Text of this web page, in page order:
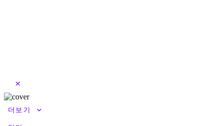
close
더보기 keyboard_arrow_down